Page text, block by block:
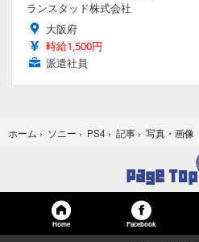
ランスタッド株式会社
大阪府
時給1,500円
派遣社員
ホーム › ソニー › PS4 › 記事 › 写真・画像
Home Facebook